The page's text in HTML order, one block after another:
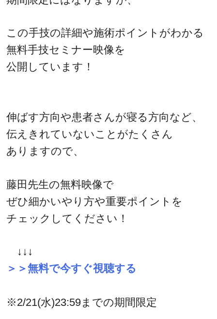
この手技の詳細や施術ポイントがわかる
無料手技セミナー映像を
公開しています！
伸ばす方向や患者さんが寝る方向など、
伝えきれていないことがたくさん
ありますので、
藤田先生の無料映像で
ぜひ細かいやり方や重要ポイントを
チェックしてください！
↓↓↓
＞＞無料で今すぐ視聴する
※2/21(水)23:59までの期間限定